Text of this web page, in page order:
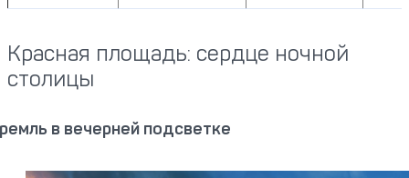
Красная площадь: сердце ночной
столицы
в вечерней подсветке